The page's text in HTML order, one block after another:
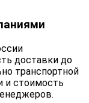
доставки до
транспортной
и стоимость